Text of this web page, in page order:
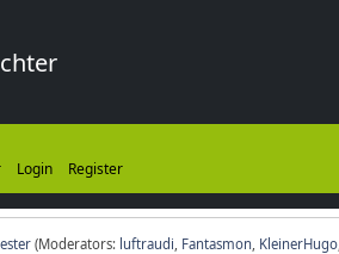
Login Register
(Moderators: luftraudi Fantasmon KleinerHugo